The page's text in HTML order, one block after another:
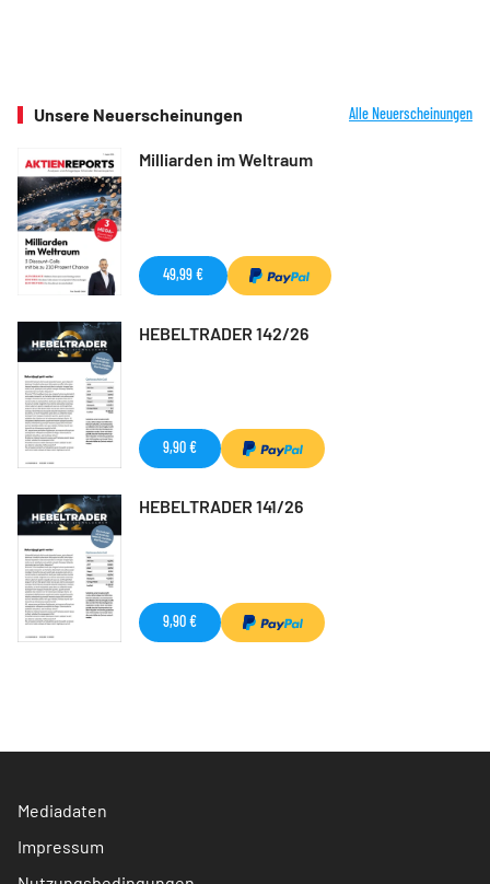
Unsere Neuerscheinungen Alle Neuerscheinungen
Milliarden im Weltraum
49,99 €
HEBELTRADER 142/26
9,90 €
HEBELTRADER 141/26
9,90 €
Mediadaten
Impressum